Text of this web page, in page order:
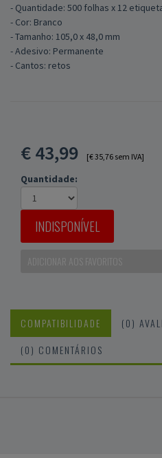
- Quantidade: 500 folhas x 12
- Cor: Branco
- Tamanho: 105,0 x 48,0 mm
- Adesivo: Permanente
- Cantos: retos
€43,99 [€ 35,76 sem IVA]
Quantidade:
INDISPONÍVEL
ADICIONAR AOS FAVORITOS
COMPATIBILIDADE
(0)
(0) COMENTÁRIOS